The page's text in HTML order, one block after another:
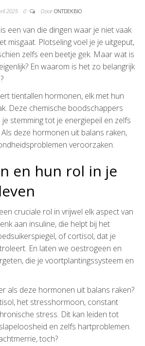
2025 0 Door ONTDEKBIO
een van die dingen waar je niet vaak
misgaat. Plotseling voel je je uitgeput,
zelfs een beetje gek. Maar wat is
En waarom is het zo belangrijk
tientallen hormonen, elk met hun
Deze chemische boodschappers
stemming tot je energiepeil en zelfs
deze hormonen uit balans raken,
veroorzaken.
en hun rol in je
cruciale rol in vrijwel elk aspect van
aan insuline, die helpt bij het
of cortisol, dat je
En laten we oestrogeen en
die je voortplantingssysteem en
als deze hormonen uit balans raken?
het stresshormoon, constant
stress. Dit kan leiden tot
en zelfs hartproblemen.
toch?